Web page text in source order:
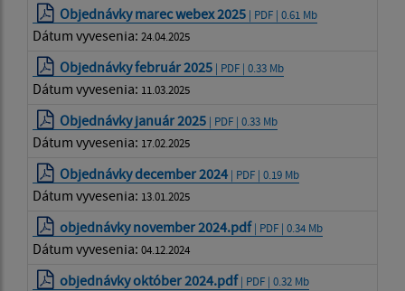
Objednávky marec webex 2025 | PDF | 0.61 Mb
Dátum vyvesenia: 24.04.2025
Objednávky február 2025 | PDF | 0.33 Mb
Dátum vyvesenia: 11.03.2025
Objednávky január 2025 | PDF | 0.33 Mb
Dátum vyvesenia: 17.02.2025
Objednávky december 2024 | PDF | 0.19 Mb
Dátum vyvesenia: 13.01.2025
objednávky november 2024.pdf | PDF | 0.34 Mb
Dátum vyvesenia: 04.12.2024
objednávky október 2024.pdf | PDF | 0.32 Mb